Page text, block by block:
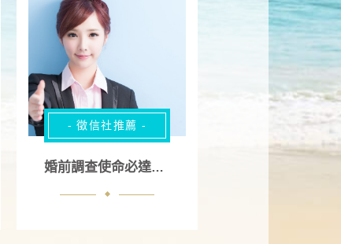
- 徵信社推薦 -
婚前調查使命必達傾聽您的痛苦與不安